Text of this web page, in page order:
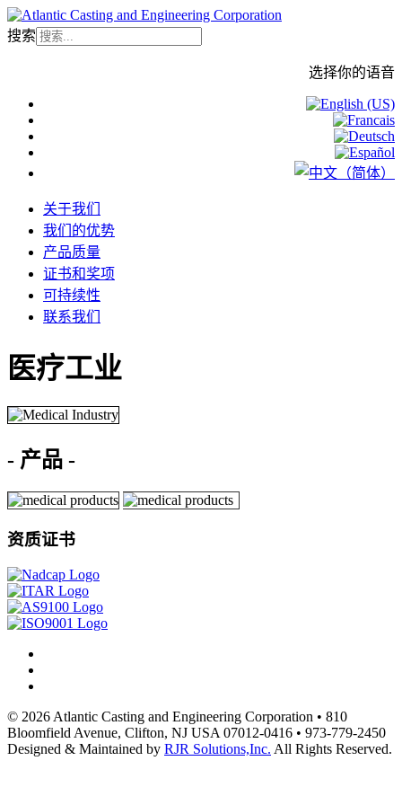
搜索
选择你的语音
关于我们
我们的优势
产品质量
证书和奖项
可持续性
联系我们
医疗工业
- 产品 -
资质证书
© 2026 Atlantic Casting and Engineering Corporation • 810
Bloomfield Avenue, Clifton, NJ USA 07012-0416 • 973-779-2450
Designed & Maintained by RJR Solutions,Inc. All Rights Reserved.